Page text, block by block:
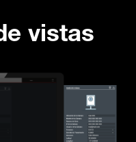
vistas